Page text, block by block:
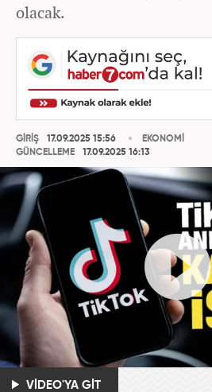
olacak.
GİRİŞ
17.09.2025 15:56
GÜNCELLEME
17.09.2025 16:13
EKONOMİ
VİDEO'YA GİT